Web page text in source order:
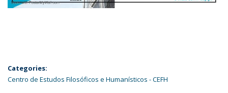
Categories:
Centro de Estudos Filosóficos e Humanísticos - CEFH